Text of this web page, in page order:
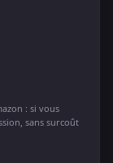
: si vous
sans surcoût